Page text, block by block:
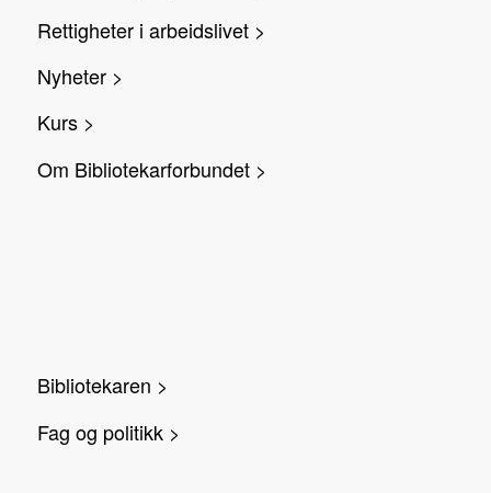
Rettigheter i arbeidslivet >
Nyheter >
Kurs >
Om Bibliotekarforbundet >
Bibliotekaren >
Fag og politikk >